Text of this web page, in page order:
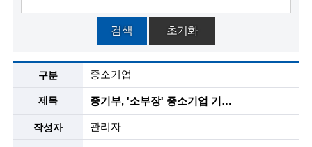
R
e
t
i
검색 초기화
중소기업
중기부, '소부장' 중소기업 기술개발 지원…기업 모집
관리자